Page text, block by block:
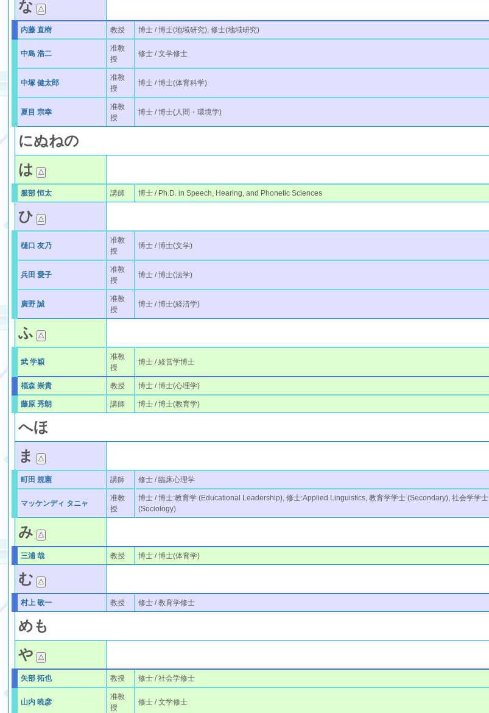
な
内藤 直樹 教授 博士 / 博士(地域研究), 修士(地域研究)
中島 浩二
准教
授
修士 / 文学修士
中塚 健太郎
准教
授
博士 / 博士(体育科学)
夏目 宗幸
准教
授
博士 / 博士(人間・環境学)
にぬねの
は
服部 恒太 講師 博士 / Ph.D. in Speech, Hearing, and Phonetic Sciences
ひ
樋口 友乃
准教
授
博士 / 博士(文学)
兵田 愛子
准教
授
博士 / 博士(法学)
廣野 誠
准教
授
博士 / 博士(経済学)
ふ
武 学穎
准教
授
博士 / 経営学博士
福森 崇貴 教授 博士 / 博士(心理学)
藤原 秀朗 講師 博士 / 博士(教育学)
へほ
ま
町田 規憲 講師 修士 / 臨床心理学
マッケンディ タニャ
准教
授
博士 / 博士:教育学 (Educational Leadership), 修士:Applied Linguistics, 教育学学士 (Secondary), 社会学学士
(Sociology)
み
三浦 哉 教授 博士 / 博士(体育学)
む
村上 敬一 教授 修士 / 教育学修士
めも
や
矢部 拓也 教授 修士 / 社会学修士
山内 暁彦
准教
授
修士 / 文学修士